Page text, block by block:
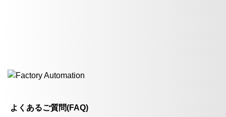
よくあるご質問(FAQ)